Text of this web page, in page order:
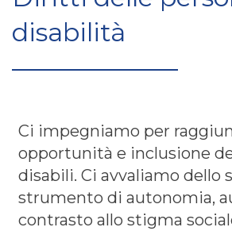
disabilità
Ci impegniamo per
opportunità e inclusione
disabili. Ci avvaliamo dello
strumento di autonomia,
contrasto allo stigma